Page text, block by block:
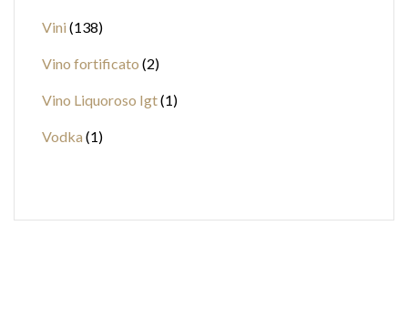
Vini 138
Vino fortificato 2
Vino Liquoroso Igt 1
Vodka 1